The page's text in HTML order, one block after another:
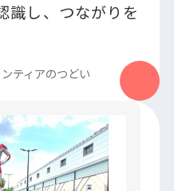
識し、つながりを
ティアのつどい